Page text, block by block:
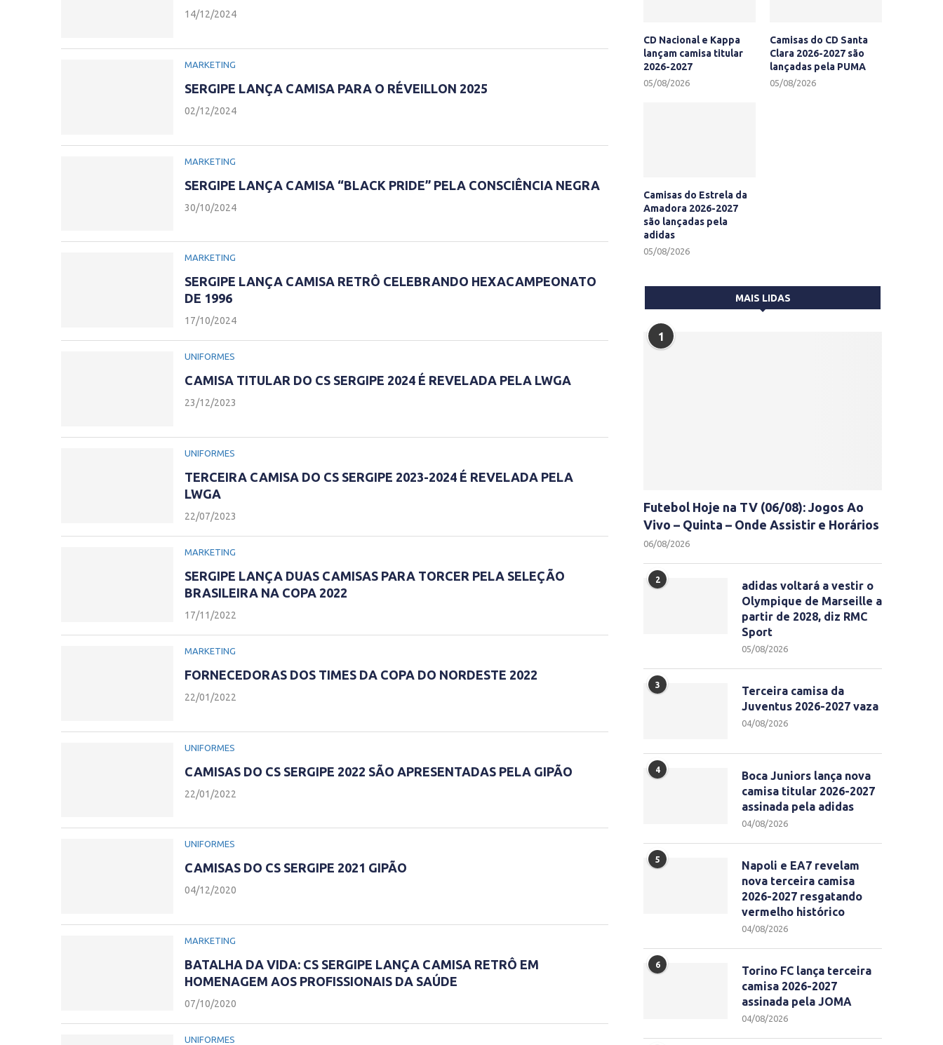
14/12/2024
MARKETING
SERGIPE LANÇA CAMISA PARA O RÉVEILLON 2025
02/12/2024
MARKETING
SERGIPE LANÇA CAMISA “BLACK PRIDE” PELA CONSCIÊNCIA NEGRA
30/10/2024
MARKETING
SERGIPE LANÇA CAMISA RETRÔ CELEBRANDO HEXACAMPEONATO
DE 1996
17/10/2024
UNIFORMES
CAMISA TITULAR DO CS SERGIPE 2024 É REVELADA PELA LWGA
23/12/2023
UNIFORMES
TERCEIRA CAMISA DO CS SERGIPE 2023-2024 É REVELADA PELA
LWGA
22/07/2023
MARKETING
SERGIPE LANÇA DUAS CAMISAS PARA TORCER PELA SELEÇÃO
BRASILEIRA NA COPA 2022
17/11/2022
MARKETING
FORNECEDORAS DOS TIMES DA COPA DO NORDESTE 2022
22/01/2022
UNIFORMES
CAMISAS DO CS SERGIPE 2022 SÃO APRESENTADAS PELA GIPÃO
22/01/2022
UNIFORMES
CAMISAS DO CS SERGIPE 2021 GIPÃO
04/12/2020
MARKETING
BATALHA DA VIDA: CS SERGIPE LANÇA CAMISA RETRÔ EM
HOMENAGEM AOS PROFISSIONAIS DA SAÚDE
07/10/2020
UNIFORMES
CD Nacional e Kappa
lançam camisa titular
2026-2027
05/08/2026
Camisas do CD Santa
Clara 2026-2027 são
lançadas pela PUMA
05/08/2026
Camisas do Estrela da
Amadora 2026-2027
são lançadas pela
adidas
05/08/2026
MAIS LIDAS
1
Futebol Hoje na TV (06/08): Jogos Ao
Vivo – Quinta – Onde Assistir e Horários
06/08/2026
2
adidas voltará a vestir o
Olympique de Marseille a
partir de 2028, diz RMC
Sport
05/08/2026
3
Terceira camisa da
Juventus 2026-2027 vaza
04/08/2026
4
Boca Juniors lança nova
camisa titular 2026-2027
assinada pela adidas
04/08/2026
5
Napoli e EA7 revelam
nova terceira camisa
2026-2027 resgatando
vermelho histórico
04/08/2026
6
Torino FC lança terceira
camisa 2026-2027
assinada pela JOMA
04/08/2026